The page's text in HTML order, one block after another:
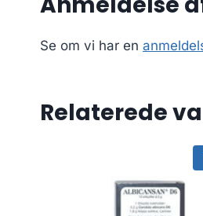
Se om vi har en
Relaterede